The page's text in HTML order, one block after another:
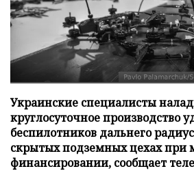
Украинские специалисты
круглосуточное производство
беспилотников дальнего
скрытых подземных цехах
финансировании, сообщает